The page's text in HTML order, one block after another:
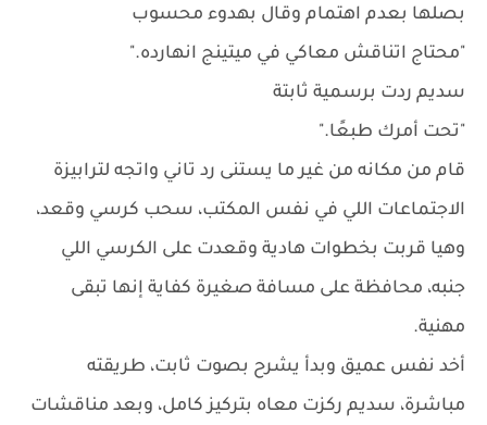
بصلها بعدم اهتمام وقال بهدوء محسوب
"محتاج اتناقش معاكي في ميتينج انهارده."
سديم ردت برسمية ثابتة
"تحت أمرك طبعًا."
قام من مكانه من غير ما يستنى رد تاني واتجه لترابيزة
الاجتماعات اللي في نفس المكتب، سحب كرسي وقعد،
وهيا قربت بخطوات هادية وقعدت على الكرسي اللي
جنبه، محافظة على مسافة صغيرة كفاية إنها تبقى
مهنية.
أخد نفس عميق وبدأ يشرح بصوت ثابت، طريقته
مباشرة، سديم ركزت معاه بتركيز كامل، وبعد مناقشات